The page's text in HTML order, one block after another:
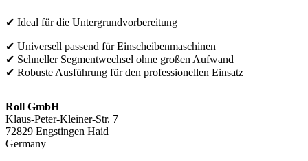
✔ Ideal für die Untergrundvorbereitung
✔ Universell passend für Einscheibenmaschinen
✔ Schneller Segmentwechsel ohne großen Aufwand
✔ Robuste Ausführung für den professionellen Einsatz
Roll GmbH
Klaus-Peter-Kleiner-Str. 7
72829 Engstingen Haid
Germany